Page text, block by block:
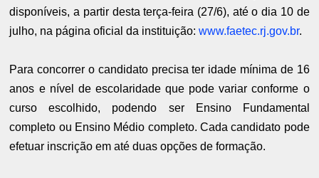
disponíveis, a partir desta terça-feira (27/6), até o dia 10 de
julho, na página oficial da instituição:www.faetec.rj.gov.br.
Para concorrer o candidato precisa ter idade mínima de 16
anos e nível de escolaridade que pode variar conforme o
curso escolhido, podendo ser Ensino Fundamental
completo ou Ensino Médio completo. Cada candidato pode
efetuar inscrição em até duas opções de formação.